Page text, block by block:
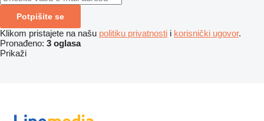
Potpišite se
Klikom pristajete na našu politiku privatnosti i korisnički ugovor.
Pronađeno: 3 oglasa
Prikaži